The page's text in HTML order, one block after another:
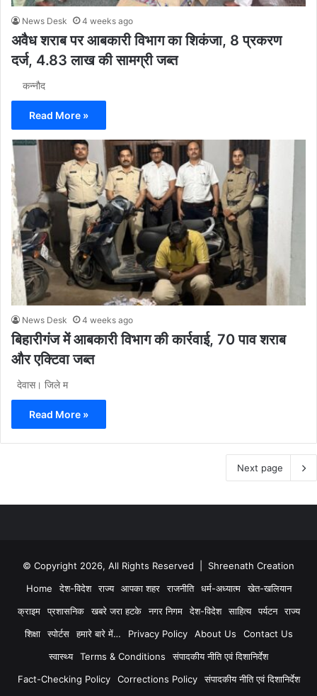
News Desk 4 weeks ago
अवैध शराब पर आबकारी विभाग का शिकंजा, 8 प्रकरण
दर्ज, 4.83 लाख की सामग्री जब्त
कन्नौद
Read More »
News Desk 4 weeks ago
बिहारीगंज में आबकारी विभाग की कार्रवाई, 70 पाव शराब
और एक्टिवा जब्त
देवास। जिले म
Read More »
Next page
© Copyright 2026, All Rights Reserved | Shreenath Creation
Home
देश-विदेश राज्य आपका शहर राजनीति धर्म-अध्यात्म
खेत-खलियान
क्राइम
प्रशासनिक खबरे जरा हटके नगर निगम देश-विदेश साहित्य पर्यटन
राज्य
शिक्षा
स्पोर्टस हमारे बारे में… Privacy Policy About Us
Contact Us
स्वास्थ्य
Terms & Conditions
संपादकीय नीति एवं दिशानिर्देश
Fact-Checking Policy
Corrections Policy संपादकीय नीति एवं दिशानिर्देश